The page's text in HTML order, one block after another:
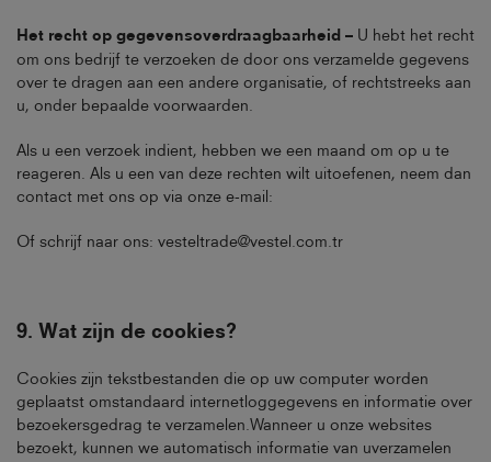
Het recht op gegevensoverdraagbaarheid – U hebt het recht
om ons bedrijf te verzoeken de door ons verzamelde gegevens
over te dragen aan een andere organisatie, of rechtstreeks aan
u, onder bepaalde voorwaarden.
Als u een verzoek indient, hebben we een maand om op u te
reageren. Als u een van deze rechten wilt uitoefenen, neem dan
contact met ons op via onze e-mail:
Of schrijf naar ons: vesteltrade@vestel.com.tr
9. Wat zijn de cookies?
Cookies zijn tekstbestanden die op uw computer worden
geplaatst omstandaard internetloggegevens en informatie over
bezoekersgedrag te verzamelen.Wanneer u onze websites
bezoekt, kunnen we automatisch informatie van uverzamelen